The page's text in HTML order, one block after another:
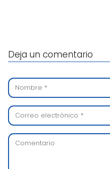
Deja un comentario